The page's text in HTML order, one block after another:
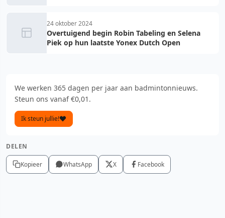
24 oktober 2024
Overtuigend begin Robin Tabeling en Selena
Piek op hun laatste Yonex Dutch Open
We werken 365 dagen per jaar aan badmintonnieuws.
Steun ons vanaf €0,01.
Ik steun jullie!
DELEN
Kopieer WhatsApp X Facebook